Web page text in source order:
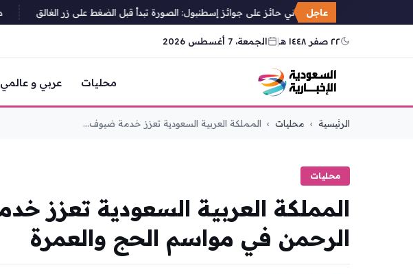
عاجل
مصور إسباني حائز على جوائز إسطنبول: الصورة تبدأ قبل الضغط على زر الغالق
٢٢ صفر ١٤٤٨ هـ | الجمعة، 7 أغسطس 2026
محليات عربي و عالمي
الرئيسية › محليات › المملكة العربية السعودية تعزز خدمة ضيوف...
محليات
المملكة العربية السعودية تعزز
الرحمن في مواسم الحج والعمرة